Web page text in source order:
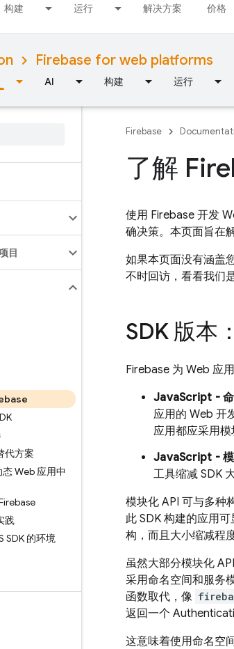
构建 运行 解决方案 价格
Firebase for web platforms
AI 构建 运行
目
代方案
态 Web 应用中
践
SDK 的环境
Firebase
了解
使用 Firebase 开发
确决策。本页面旨在
如果本页面没有涵盖
不时回访，看看我们
SDK 版本
Firebase 为 Web 应
JavaScript -
应用的 Web 开
应用都应采用模
JavaScript -
工具缩减 SDK
模块化 API 可与多种
此 SDK 构建的应用
构，而且大小缩减程
虽然大部分模块化
采用命名空间和服务
函数取代，像
返回一个
这意味着使用命名空